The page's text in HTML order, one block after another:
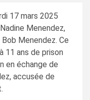
17 mars 2025
Menendez,
Menendez. Ce
11 ans de prison
en échange de
accusée de